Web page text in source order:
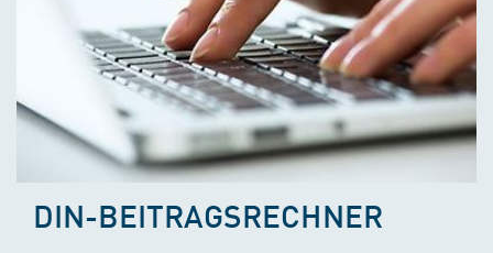
DIN-BEITRAGSRECHNER